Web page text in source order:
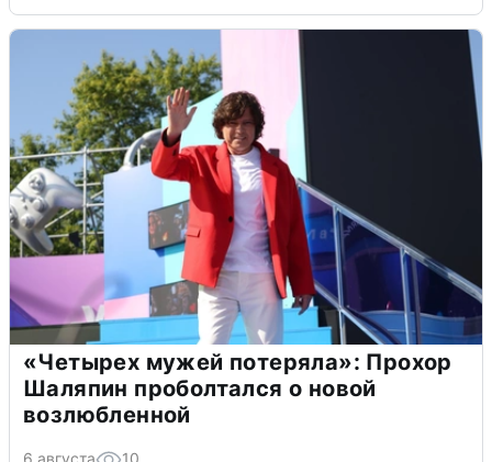
«Четырех мужей потеряла»: Прохор
Шаляпин проболтался о новой
возлюбленной
6 августа 10